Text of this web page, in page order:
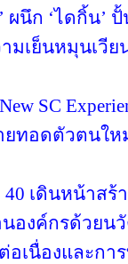
นึก ‘ไดกิ้น’ ปั้
มเย็นหมุนเวีย
SC
ยทอดตัวตนใ
เดินหน้าสร้
องค์กรด้วยน
เนื่องและกา